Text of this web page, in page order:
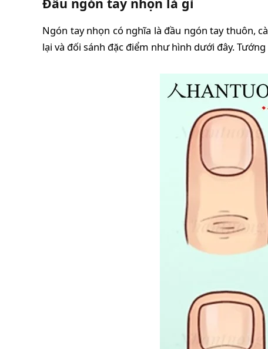
Đầu ngón tay nhọn là gì
Ngón tay nhọn có nghĩa là đầu ngón tay thuôn,
lại và đối sánh đặc điểm như hình dưới đây.